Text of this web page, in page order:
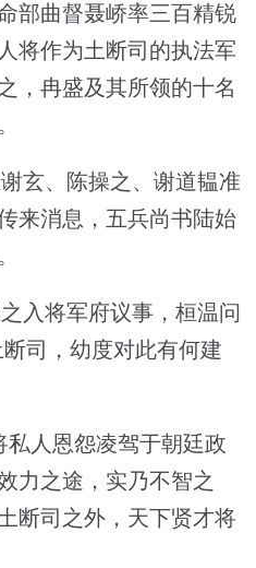
部曲督聂峤率三百精锐
将作为土断司的执法军
，冉盛及其所领的十名
玄、陈操之、谢道韫准
来消息，五兵尚书陆始
入将军府议事，桓温问
司，幼度对此有何建
人恩怨凌驾于朝廷政
力之途，实乃不智之
断司之外，天下贤才将